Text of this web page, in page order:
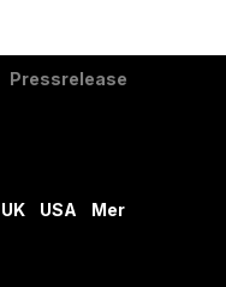
Pressrelease
UK USA Mer